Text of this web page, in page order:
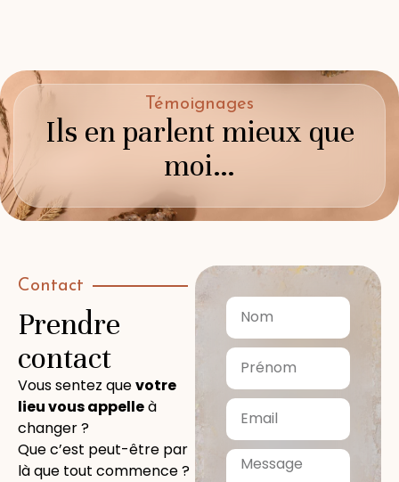
Témoignages
Ils en parlent mieux que
moi…
Contact
Prendre
contact
Vous sentez quevotre
lieu vous appelleà
changer ?
Que c’est peut-être par
là que tout commence ?